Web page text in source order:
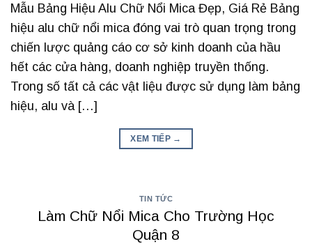
Mẫu Bảng Hiệu Alu Chữ Nổi Mica Đẹp, Giá Rẻ Bảng
hiệu alu chữ nổi mica đóng vai trò quan trọng trong
chiến lược quảng cáo cơ sở kinh doanh của hầu
hết các cửa hàng, doanh nghiệp truyền thống.
Trong số tất cả các vật liệu được sử dụng làm bảng
hiệu, alu và […]
XEM TIẾP →
TIN TỨC
Làm Chữ Nổi Mica Cho Trường Học
Quận 8